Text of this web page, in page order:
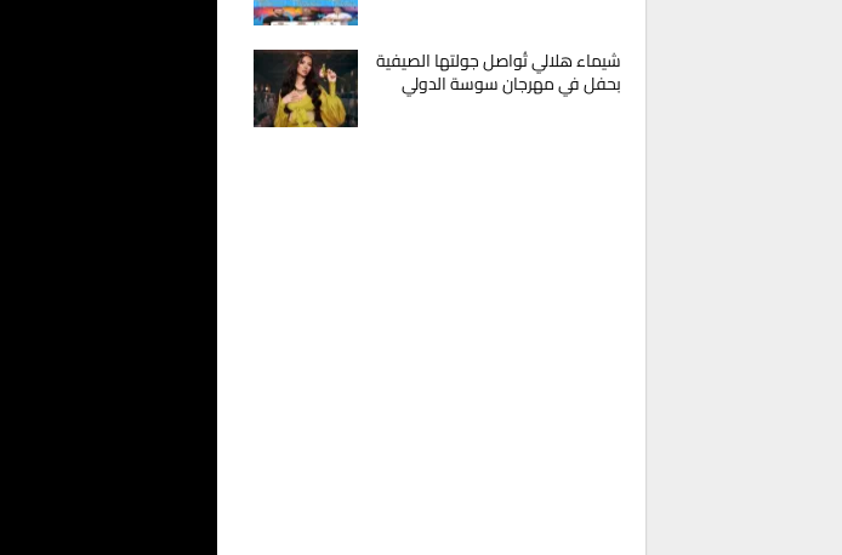
شيماء هلالي تُواصل جولتها الصيفية
بحفل في مهرجان سوسة الدولي